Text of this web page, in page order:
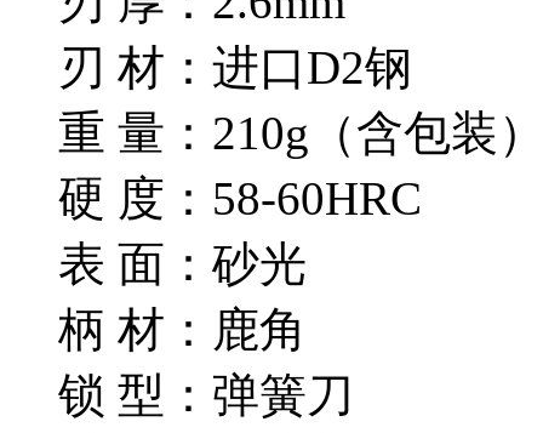
刃 材：进口D2钢
重 量：210g（含包装
硬 度：58-60HRC
表 面：砂光
柄 材：鹿角
锁 型：弹簧刀